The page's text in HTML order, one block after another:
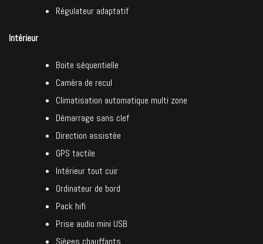
Régulateur adaptatif
Intérieur
Boite séquentielle
Caméra de recul
Climatisation automatique multi zone
Démarrage sans clef
Direction assistée
GPS tactile
Intérieur tout cuir
Ordinateur de bord
Pack hifi
Prise audio mini USB
Sièges chauffants